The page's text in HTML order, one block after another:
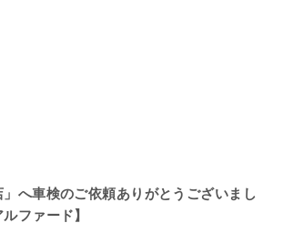
」へ車検のご依頼ありがとうございまし
ファード】